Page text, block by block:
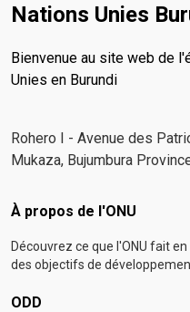
Nations Unies
Bienvenue au site web de
Unies en Burundi
Rohero I - Avenue des
Mukaza, Bujumbura
Footer menu
À propos de l'ONU
Découvrez ce que l'ONU fait
des objectifs de
ODD